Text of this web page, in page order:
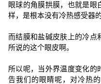
眼球的角膜拱膜，也就是
样，是根本没有冷热感受器的
而结膜和盐碱皮肤上的冷点
所说的这个眼皮啊。
所以呢，当外界温度变化的
告我们的眼睛呢，对冷热